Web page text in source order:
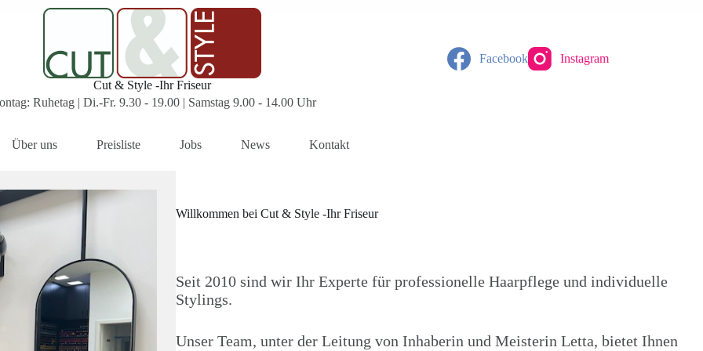
Cut & Style -Ihr Friseur
Ruhetag | Di.-Fr. 9.30 - 19.00 | Samstag 9.00 - 14.00 Uhr
Facebook Instagram
Über uns Preisliste Jobs News Kontakt
Willkommen bei Cut & Style -Ihr Friseur
Seit 2010 sind wir Ihr Experte für professionelle Haarpflege und individuelle
Stylings.
Unser Team, unter der Leitung von Inhaberin und Meisterin Letta, bietet Ihnen